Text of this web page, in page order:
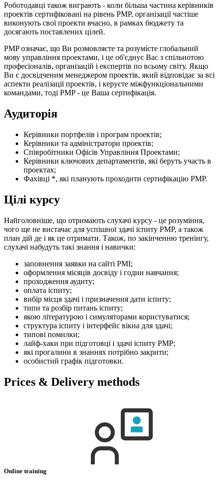
Роботодавці також виграють - коли більша частина керівників
проектів сертифіковані на рівень PMP, організації частіше
виконують свої проекти вчасно, в рамках бюджету та
досягають поставлених цілей.
PMP означає, що Ви розмовляєте та розумієте глобальний
мову управління проектами, і це об'єднує Вас з спільнотою
професіоналів, організацій і експертів по всьому світу. Якщо
Ви є досвідченим менеджером проектів, який відповідає за всі
аспекти реалізації проектів, і керуєте міжфункціональними
командами, тоді PMP - це Ваша сертифікація.
Аудиторія
Керівники портфелів і програм проектів;
Керівники та адміністратори проектів;
Співробітники Офісів Управління Проектами;
Керівники ключових департаментів, які беруть участь в
проектах;
Фахівці *, які планують проходити сертифікацію PMP.
Цілі курсу
Найголовніше, що отримають слухачі курсу - це розуміння,
чого ще не вистачає для успішної здачі іспиту PMP, а також
план дій де і як це отримати. Також, по закінченню тренінгу,
слухачі набудуть такі знання і навички:
заповнення заявки на сайті PMI;
оформлення місяців досвіду і годин навчання;
проходження аудиту;
оплата іспиту;
вибір місця здачі і призначення дати іспиту;
типи та розбір питань іспиту;
якою літературою і симуляторами користуватися;
структура іспиту і інтерфейс вікна для здачі;
типові помилки;
лайф-хаки при підготовці і здачі іспиту PMP;
які прогалини в знаннях потрібно закрити;
особистий графік підготовки.
Prices & Delivery methods
Online training